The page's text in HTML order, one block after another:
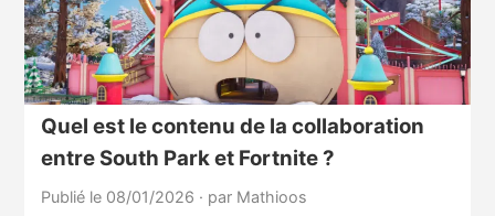
Quel est le contenu de la collaboration
entre South Park et Fortnite ?
Publié le 08/01/2026 · par Mathioos